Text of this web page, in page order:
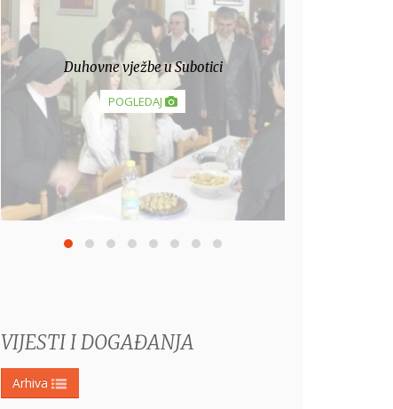
Collegium pro musica sacra
POGLEDAJ
VIJESTI I DOGAĐANJA
Arhiva